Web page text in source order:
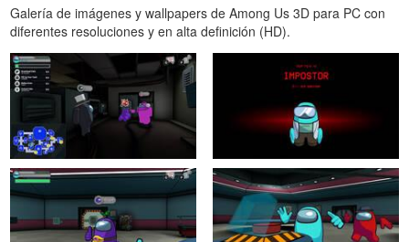
Galería de imágenes y wallpapers de Among Us 3D para PC con
diferentes resoluciones y en alta definición (HD).